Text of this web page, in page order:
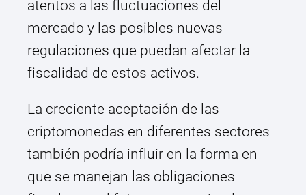
atentos a las fluctuaciones del
mercado y las posibles nuevas
regulaciones que puedan afectar la
fiscalidad de estos activos.
La creciente aceptación de las
criptomonedas en diferentes sectores
también podría influir en la forma en
que se manejan las obligaciones